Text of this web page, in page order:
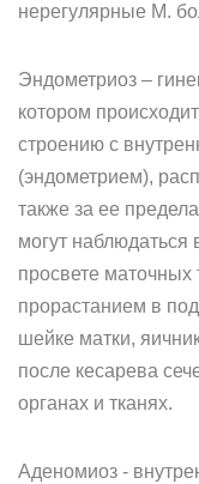
нерегулярные М.
Эндометриоз –
котором
строению с
(эндометрием),
также за ее
могут наблюдаться
просвете
прорастанием в
шейке матки,
после кесарева
органах и тканях.
Аденомиоз -